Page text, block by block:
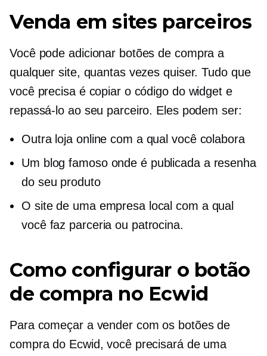
Venda em sites parceiros
Você pode adicionar botões de compra a
qualquer site, quantas vezes quiser. Tudo que
você precisa é copiar o código do widget e
repassá-lo ao seu parceiro. Eles podem ser:
Outra loja online com a qual você colabora
Um blog famoso onde é publicada a resenha
do seu produto
O site de uma empresa local com a qual
você faz parceria ou patrocina.
Como configurar o botão
de compra no Ecwid
Para começar a vender com os botões de
compra do Ecwid, você precisará de uma